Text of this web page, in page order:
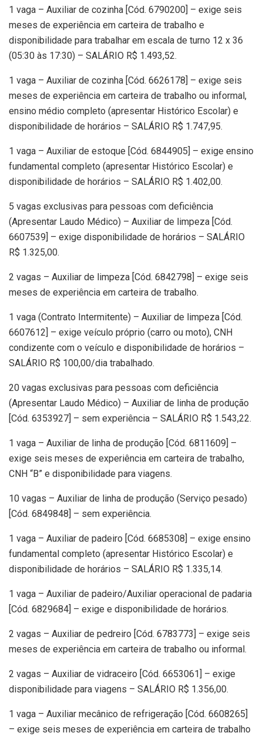
1 vaga – Auxiliar de cozinha [Cód. 6790200] – exige seis
meses de experiência em carteira de trabalho e
disponibilidade para trabalhar em escala de turno 12 x 36
(05:30 às 17:30) – SALÁRIO R$ 1.493,52.
1 vaga – Auxiliar de cozinha [Cód. 6626178] – exige seis
meses de experiência em carteira de trabalho ou informal,
ensino médio completo (apresentar Histórico Escolar) e
disponibilidade de horários – SALÁRIO R$ 1.747,95.
1 vaga – Auxiliar de estoque [Cód. 6844905] – exige ensino
fundamental completo (apresentar Histórico Escolar) e
disponibilidade de horários – SALÁRIO R$ 1.402,00.
5 vagas exclusivas para pessoas com deficiência
(Apresentar Laudo Médico) – Auxiliar de limpeza [Cód.
6607539] – exige disponibilidade de horários – SALÁRIO
R$ 1.325,00.
2 vagas – Auxiliar de limpeza [Cód. 6842798] – exige seis
meses de experiência em carteira de trabalho.
1 vaga (Contrato Intermitente) – Auxiliar de limpeza [Cód.
6607612] – exige veículo próprio (carro ou moto), CNH
condizente com o veículo e disponibilidade de horários –
SALÁRIO R$ 100,00/dia trabalhado.
20 vagas exclusivas para pessoas com deficiência
(Apresentar Laudo Médico) – Auxiliar de linha de produção
[Cód. 6353927] – sem experiência – SALÁRIO R$ 1.543,22.
1 vaga – Auxiliar de linha de produção [Cód. 6811609] –
exige seis meses de experiência em carteira de trabalho,
CNH “B” e disponibilidade para viagens.
10 vagas – Auxiliar de linha de produção (Serviço pesado)
[Cód. 6849848] – sem experiência.
1 vaga – Auxiliar de padeiro [Cód. 6685308] – exige ensino
fundamental completo (apresentar Histórico Escolar) e
disponibilidade de horários – SALÁRIO R$ 1.335,14.
1 vaga – Auxiliar de padeiro/Auxiliar operacional de padaria
[Cód. 6829684] – exige e disponibilidade de horários.
2 vagas – Auxiliar de pedreiro [Cód. 6783773] – exige seis
meses de experiência em carteira de trabalho ou informal.
2 vagas – Auxiliar de vidraceiro [Cód. 6653061] – exige
disponibilidade para viagens – SALÁRIO R$ 1.356,00.
1 vaga – Auxiliar mecânico de refrigeração [Cód. 6608265]
– exige seis meses de experiência em carteira de trabalho